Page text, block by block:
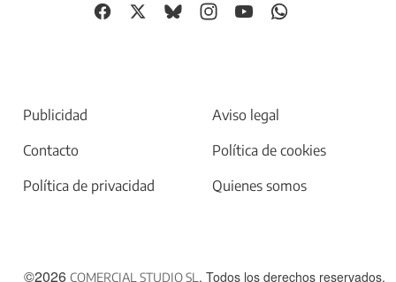
Publicidad
Aviso legal
Contacto
Política de cookies
Política de privacidad
Quienes somos
©2026 COMERCIAL STUDIO SL . Todos los derechos reservados.